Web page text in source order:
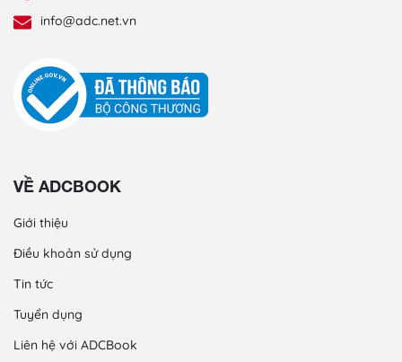
info@adc.net.vn
VỀ ADCBOOK
Giới thiệu
Điều khoản sử dụng
Tin tức
Tuyển dụng
Liên hệ với ADCBook